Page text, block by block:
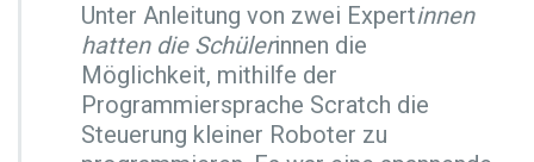
t
a
m
Unter Anleitung von zwei Expertinnen
hatten die Schülerinnen die
Möglichkeit, mithilfe der
Programmiersprache Scratch die
Steuerung kleiner Roboter zu